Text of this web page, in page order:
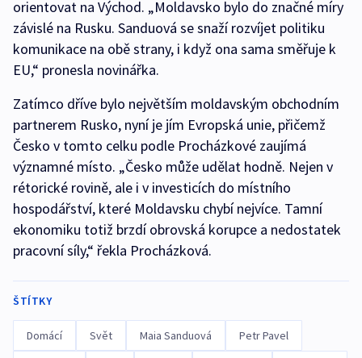
orientovat na Východ. „Moldavsko bylo do značné míry
závislé na Rusku. Sanduová se snaží rozvíjet politiku
komunikace na obě strany, i když ona sama směřuje k
EU,“ pronesla novinářka.
Zatímco dříve bylo největším moldavským obchodním
partnerem Rusko, nyní je jím Evropská unie, přičemž
Česko v tomto celku podle Procházkové zaujímá
významné místo. „Česko může udělat hodně. Nejen v
rétorické rovině, ale i v investicích do místního
hospodářství, které Moldavsku chybí nejvíce. Tamní
ekonomiku totiž brzdí obrovská korupce a nedostatek
pracovní síly,“ řekla Procházková.
ŠTÍTKY
Domácí Svět Maia Sanduová Petr Pavel